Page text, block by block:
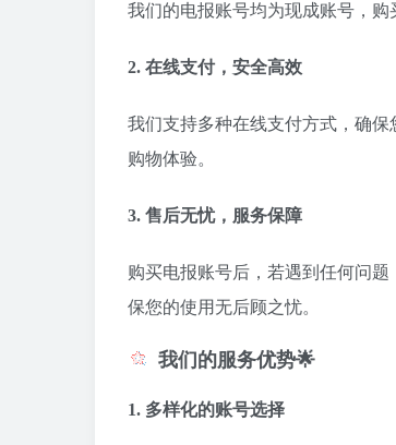
我们的电报账号均为现成账号，购
2. 在线支付，安全高效
我们支持多种在线支付方式，确保
购物体验。
3. 售后无忧，服务保障
购买电报账号后，若遇到任何问题
保您的使用无后顾之忧。
我们的服务优势🌟
1. 多样化的账号选择